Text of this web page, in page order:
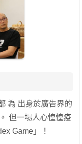
為 出身於廣告界的
但一場人心惶惶疫
Game」！